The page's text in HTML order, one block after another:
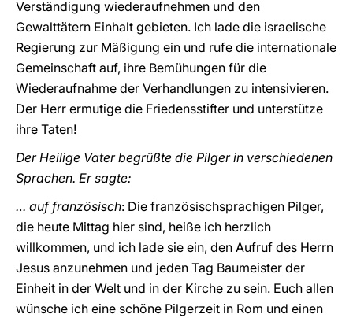
Verständigung wiederaufnehmen und den
Gewalttätern Einhalt gebieten. Ich lade die israelische
Regierung zur Mäßigung ein und rufe die internationale
Gemeinschaft auf, ihre Bemühungen für die
Wiederaufnahme der Verhandlungen zu intensivieren.
Der Herr ermutige die Friedensstifter und unterstütze
ihre Taten!
Der Heilige Vater begrüßte die Pilger in verschiedenen
Sprachen. Er sagte:
… auf französisch: Die französischsprachigen Pilger,
die heute Mittag hier sind, heiße ich herzlich
willkommen, und ich lade sie ein, den Aufruf des Herrn
Jesus anzunehmen und jeden Tag Baumeister der
Einheit in der Welt und in der Kirche zu sein. Euch allen
wünsche ich eine schöne Pilgerzeit in Rom und einen